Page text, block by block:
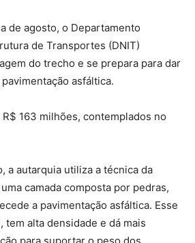
de agosto, o Departamento
de Transportes (DNIT)
do trecho e se prepara para dar
asfáltica.
163 milhões, contemplados no
a autarquia utiliza a técnica da
camada composta por pedras,
a pavimentação asfáltica. Esse
tem alta densidade e dá mais
para suportar o peso dos